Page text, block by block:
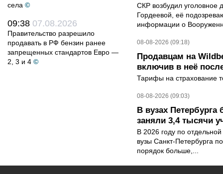
села ©
09:38 07.08.2026
Правительство разрешило
продавать в РФ бензин ранее
запрещенных стандартов Евро —
2, 3 и 4 ©
СКР возбудил уголовное
Гордеевой, её
информации о
08-08-2026 (09:18)
Продавцам на
включив в неё
Тарифы на страхование
08-08-2026 (09:03)
В вузах
заняли 3,4 тысячи
В 2026 году по
вузы Санкт-Петербурга
порядок больше,...